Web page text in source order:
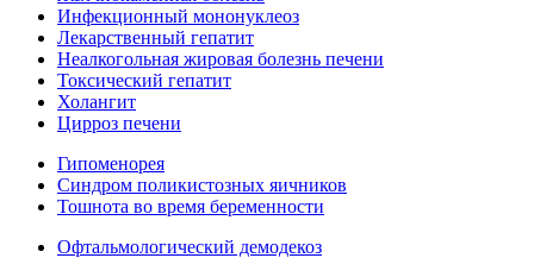
Инфекционный мононуклеоз
Лекарственный гепатит
Неалкогольная жировая болезнь печени
Токсический гепатит
Холангит
Цирроз печени
Гипоменорея
Синдром поликистозных яичников
Тошнота во время беременности
Офтальмологический демодекоз